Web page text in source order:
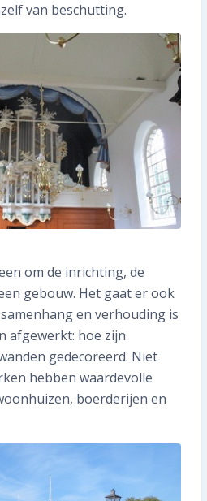
van beschutting.
om de inrichting, de
gebouw. Het gaat er ook
en verhouding is
afgewerkt: hoe zijn
gedecoreerd. Niet
hebben waardevolle
boerderijen en